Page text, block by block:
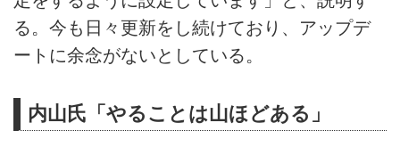
る。今も日々更新をし続けており、アップデ
ートに余念がないとしている。
内山氏「やることは山ほどある」